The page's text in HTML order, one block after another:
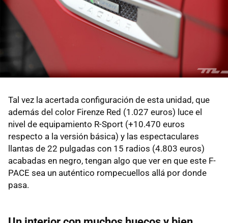
Tal vez la acertada configuración de esta unidad, que
además del color Firenze Red (1.027 euros) luce el
nivel de equipamiento R-Sport (+10.470 euros
respecto a la versión básica) y las espectaculares
llantas de 22 pulgadas con 15 radios (4.803 euros)
acabadas en negro, tengan algo que ver en que este F-
PACE sea un auténtico rompecuellos allá por donde
pasa.